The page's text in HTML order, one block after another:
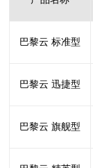
巴黎云 标准型
巴黎云 迅捷型
巴黎云 旗舰型